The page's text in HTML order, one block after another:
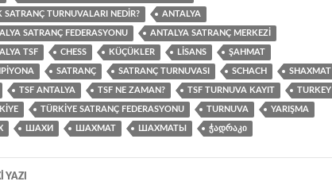
SATRANÇ TURNUVALARI NEDIR? ANTALYA
SATRANÇ FEDERASYONU ANTALYA SATRANÇ MERKEZI
TSF CHESS KÜÇÜKLER LISANS ŞAHMAT
SATRANÇ SATRANÇ TURNUVASI SCHACH SHAXMAT
TSF ANTALYA TSF NE ZAMAN? TSF TURNUVA KAYIT TURKEY
TÜRKIYE SATRANÇ FEDERASYONU TURNUVA YARIŞMA
ШАХИ ШАХМАТ ШАХМАТЫ ᲭᲐᲓᲠᲐᲙᲘ
YAZI